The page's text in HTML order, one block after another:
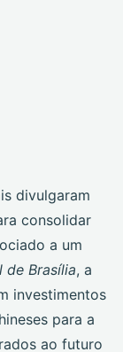
divulgaram
consolidar
a um
de Brasília, a
investimentos
para a
ao futuro